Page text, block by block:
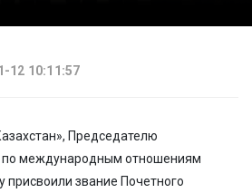
12 10:11:57
Председателю
по международным отношениям
звание Почетного